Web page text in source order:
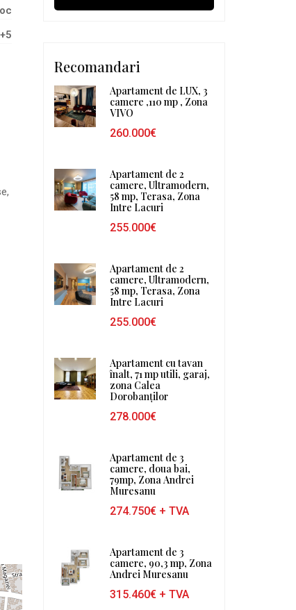
Recomandari
Apartament de LUX, 3
camere ,110 mp , Zona
VIVO
260.000€
Apartament de 2
camere, Ultramodern,
58 mp, Terasa, Zona
Intre Lacuri
255.000€
Apartament de 2
camere, Ultramodern,
58 mp, Terasa, Zona
Intre Lacuri
255.000€
Apartament cu tavan
înalt, 71 mp utili, garaj,
zona Calea
Dorobanților
278.000€
Apartament de 3
camere, doua bai,
79mp, Zona Andrei
Muresanu
274.750€+ TVA
Apartament de 3
camere, 90,3 mp, Zona
Andrei Muresanu
315.460€+ TVA